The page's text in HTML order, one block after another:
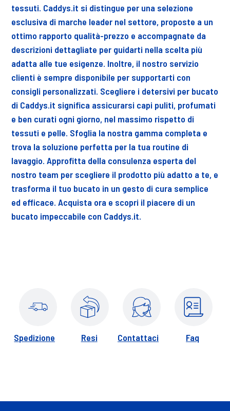
tessuti. Caddys.it si distingue per una selezione
esclusiva di marche leader nel settore, proposte a un
ottimo rapporto qualità-prezzo e accompagnate da
descrizioni dettagliate per guidarti nella scelta più
adatta alle tue esigenze. Inoltre, il nostro servizio
clienti è sempre disponibile per supportarti con
consigli personalizzati. Scegliere i detersivi per bucato
di Caddys.it significa assicurarsi capi puliti, profumati
e ben curati ogni giorno, nel massimo rispetto di
tessuti e pelle. Sfoglia la nostra gamma completa e
trova la soluzione perfetta per la tua routine di
lavaggio. Approfitta della consulenza esperta del
nostro team per scegliere il prodotto più adatto a te, e
trasforma il tuo bucato in un gesto di cura semplice
ed efficace. Acquista ora e scopri il piacere di un
bucato impeccabile con Caddys.it.
Spedizione Resi Contattaci Faq